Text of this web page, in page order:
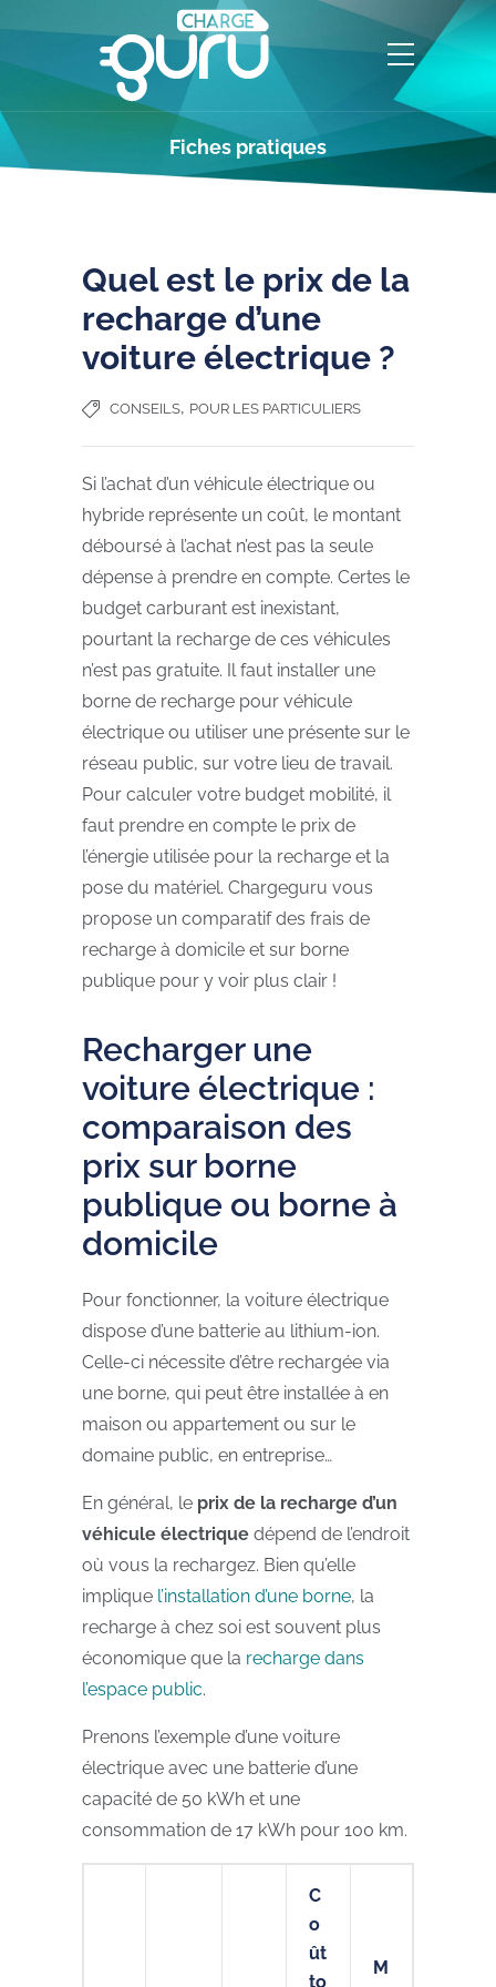
Fiches pratiques
Quel est le prix de la
recharge d’une
voiture électrique ?
CONSEILS, POUR LES PARTICULIERS
Si l’achat d’un véhicule électrique ou
hybride représente un coût, le montant
déboursé à l’achat n’est pas la seule
dépense à prendre en compte. Certes le
budget carburant est inexistant,
pourtant la recharge de ces véhicules
n’est pas gratuite. Il faut installer une
borne de recharge pour véhicule
électrique ou utiliser une présente sur le
réseau public, sur votre lieu de travail.
Pour calculer votre budget mobilité, il
faut prendre en compte le prix de
l’énergie utilisée pour la recharge et la
pose du matériel. Chargeguru vous
propose un comparatif des frais de
recharge à domicile et sur borne
publique pour y voir plus clair !
Recharger une
voiture électrique :
comparaison des
prix sur borne
publique ou borne à
domicile
Pour fonctionner, la voiture électrique
dispose d’une batterie au lithium-ion.
Celle-ci nécessite d’être rechargée via
une borne, qui peut être installée à en
maison ou appartement ou sur le
domaine public, en entreprise…
En général, le prix de la recharge d’un
véhicule électrique dépend de l’endroit
où vous la rechargez. Bien qu’elle
implique l’installation d’une borne, la
recharge à chez soi est souvent plus
économique que la recharge dans
l’espace public.
Prenons l’exemple d’une voiture
électrique avec une batterie d’une
capacité de 50 kWh et une
consommation de 17 kWh pour 100 km.
C
o
ût
to
M